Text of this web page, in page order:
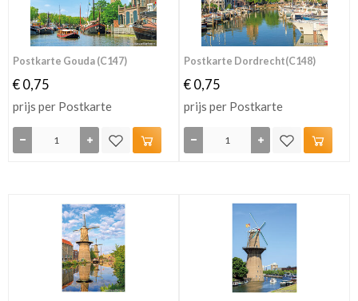
Postkarte Gouda (C147)
€ 0,75
prijs per Postkarte
Postkarte Dordrecht(C148)
€ 0,75
prijs per Postkarte